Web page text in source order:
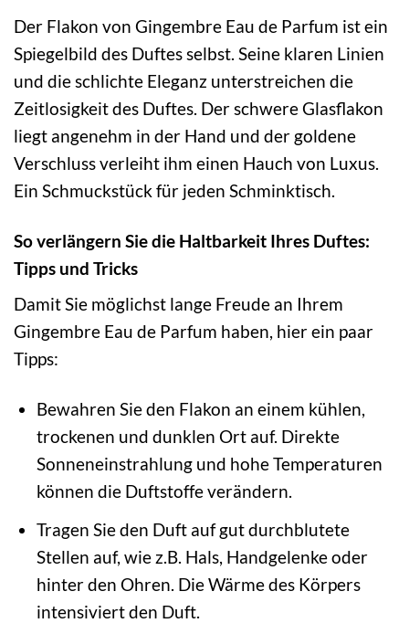
Der Flakon von Gingembre Eau de Parfum ist ein
Spiegelbild des Duftes selbst. Seine klaren Linien
und die schlichte Eleganz unterstreichen die
Zeitlosigkeit des Duftes. Der schwere Glasflakon
liegt angenehm in der Hand und der goldene
Verschluss verleiht ihm einen Hauch von Luxus.
Ein Schmuckstück für jeden Schminktisch.
So verlängern Sie die Haltbarkeit Ihres Duftes:
Tipps und Tricks
Damit Sie möglichst lange Freude an Ihrem
Gingembre Eau de Parfum haben, hier ein paar
Tipps:
Bewahren Sie den Flakon an einem kühlen,
trockenen und dunklen Ort auf. Direkte
Sonneneinstrahlung und hohe Temperaturen
können die Duftstoffe verändern.
Tragen Sie den Duft auf gut durchblutete
Stellen auf, wie z.B. Hals, Handgelenke oder
hinter den Ohren. Die Wärme des Körpers
intensiviert den Duft.